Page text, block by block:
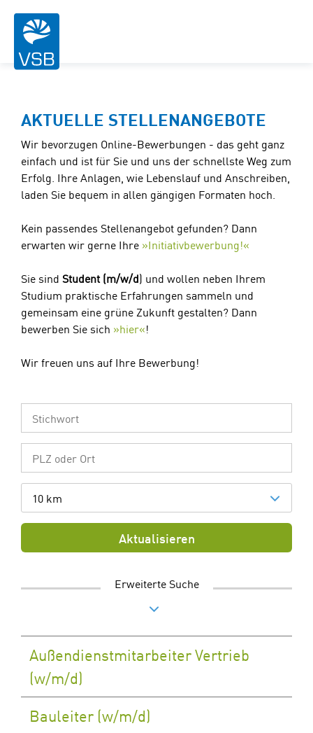
AKTUELLE STELLENANGEBOTE
Wir bevorzugen Online-Bewerbungen - das geht ganz
einfach und ist für Sie und uns der schnellste Weg zum
Erfolg. Ihre Anlagen, wie Lebenslauf und Anschreiben,
laden Sie bequem in allen gängigen Formaten hoch.
Kein passendes Stellenangebot gefunden? Dann
erwarten wir gerne Ihre Initiativbewerbung!
Sie sind Student (m/w/d) und wollen neben Ihrem
Studium praktische Erfahrungen sammeln und
gemeinsam eine grüne Zukunft gestalten? Dann
bewerben Sie sich
hier !
Wir freuen uns auf Ihre Bewerbung!
10 km
Aktualisieren
Erweiterte Suche
Außendienstmitarbeiter Vertrieb
(w/m/d)
Bauleiter (w/m/d)